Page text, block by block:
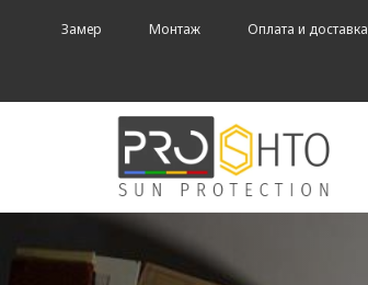
Замер Монтаж Оплата и доставка